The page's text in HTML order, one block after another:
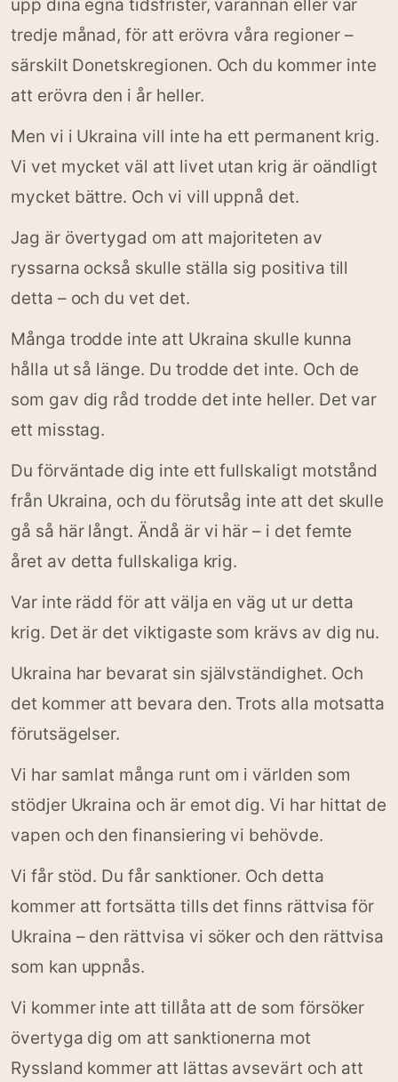
upp dina egna tidsfrister, varannan eller var
tredje månad, för att erövra våra regioner –
särskilt Donetskregionen. Och du kommer inte
att erövra den i år heller.
Men vi i Ukraina vill inte ha ett permanent krig.
Vi vet mycket väl att livet utan krig är oändligt
mycket bättre. Och vi vill uppnå det.
Jag är övertygad om att majoriteten av
ryssarna också skulle ställa sig positiva till
detta – och du vet det.
Många trodde inte att Ukraina skulle kunna
hålla ut så länge. Du trodde det inte. Och de
som gav dig råd trodde det inte heller. Det var
ett misstag.
Du förväntade dig inte ett fullskaligt motstånd
från Ukraina, och du förutsåg inte att det skulle
gå så här långt. Ändå är vi här – i det femte
året av detta fullskaliga krig.
Var inte rädd för att välja en väg ut ur detta
krig. Det är det viktigaste som krävs av dig nu.
Ukraina har bevarat sin självständighet. Och
det kommer att bevara den. Trots alla motsatta
förutsägelser.
Vi har samlat många runt om i världen som
stödjer Ukraina och är emot dig. Vi har hittat de
vapen och den finansiering vi behövde.
Vi får stöd. Du får sanktioner. Och detta
kommer att fortsätta tills det finns rättvisa för
Ukraina – den rättvisa vi söker och den rättvisa
som kan uppnås.
Vi kommer inte att tillåta att de som försöker
övertyga dig om att sanktionerna mot
Ryssland kommer att lättas avsevärt och att